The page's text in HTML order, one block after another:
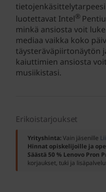
luotettavat Intel®
minkä ansiosta voit
mediaa vaikka koko
täysteräväpiirtonäytön
kaiuttimien ansiosta
musiikistasi.
Erikoistarjoukset
Yrityshinta:Vain jäsenille
Hinnat opiskelijoille ja
Säästä 50 % Lenovo Pron
korjaukset, tuki ja